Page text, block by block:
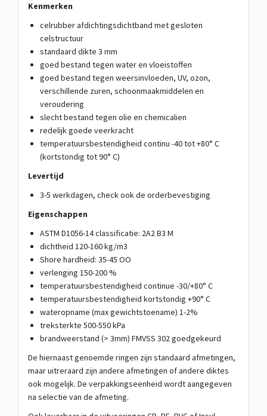
Kenmerken
celrubber afdichtingsdichtband met gesloten
celstructuur
standaard dikte 3 mm
goed bestand tegen water en vloeistoffen
goed bestand tegen weersinvloeden, UV, ozon,
verschillende zuren, schoonmaakmiddelen en
veroudering
slecht bestand tegen olie en chemicalien
redelijk goede veerkracht
temperatuursbestendigheid continu -40 tot +80° C
(kortstondig tot 90° C)
Levertijd
3-5 werkdagen, check ook de orderbevestiging
Eigenschappen
ASTM D1056-14 classificatie: 2A2 B3 M
dichtheid 120-160 kg/m3
Shore hardheid: 35-45 OO
verlenging 150-200 %
temperatuursbestendigheid continue -30/+80° C
temperatuursbestendigheid kortstondig +90° C
wateropname (max gewichtstoename) 1-2%
treksterkte 500-550 kPa
brandweerstand (> 3mm) FMVSS 302 goedgekeurd
De hiernaast genoemde ringen zijn standaard afmetingen,
maar uitreraard zijn andere afmetingen of andere diktes
ook mogelijk. De verpakkingseenheid wordt aangegeven
na selectie van de afmeting.